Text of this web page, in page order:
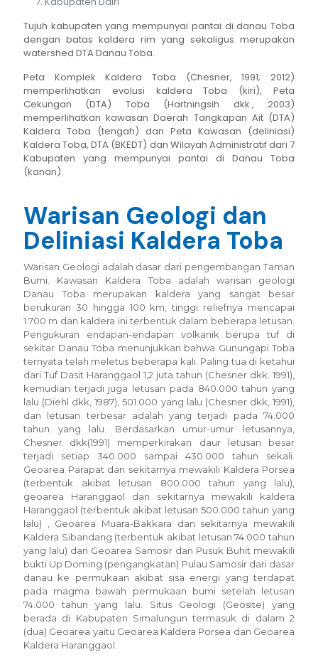
Tujuh kabupaten yang mempunyai pantai di danau Toba
dengan batas kaldera rim yang sekaligus merupakan
watershed DTA Danau Toba.
Peta Komplek Kaldera Toba (Chesner, 1991; 2012)
memperlihatkan evolusi kaldera Toba (kiri), Peta
Cekungan (DTA) Toba (Hartningsih dkk., 2003)
memperlihatkan kawasan Daerah Tangkapan Ait (DTA)
Kaldera Toba (tengah) dan Peta Kawasan (deliniasi)
Kaldera Toba, DTA (BKEDT) dan Wilayah Administratif dari 7
Kabupaten yang mempunyai pantai di Danau Toba
(kanan).
Warisan Geologi dan
Deliniasi Kaldera Toba
Warisan Geologi adalah dasar dari pengembangan Taman
Bumi. Kawasan Kaldera Toba adalah warisan geologi
Danau Toba merupakan kaldera yang sangat besar
berukuran 30 hingga 100 km, tinggi reliefnya mencapai
1.700 m dan kaldera ini terbentuk dalam beberapa letusan.
Pengukuran endapan-endapan volkanik berupa tuf di
sekitar Danau Toba menunjukkan bahwa Gunungapi Toba
ternyata telah meletus beberapa kali. Paling tua di ketahui
dari Tuf Dasit Haranggaol 1,2 juta tahun (Chesner dkk. 1991),
kemudian terjadi juga letusan pada 840.000 tahun yang
lalu (Diehl dkk, 1987), 501.000 yang lalu (Chesner dkk, 1991),
dan letusan terbesar adalah yang terjadi pada 74.000
tahun yang lalu. Berdasarkan umur-umur letusannya,
Chesner dkk(1991) memperkirakan daur letusan besar
terjadi setiap 340.000 sampai 430.000 tahun sekali.
Geoarea Parapat dan sekitarnya mewakili Kaldera Porsea
(terbentuk akibat letusan 800.000 tahun yang lalu),
geoarea Haranggaol dan sekitarnya mewakili kaldera
Haranggaol (terbentuk akibat letusan 500.000 tahun yang
lalu) , Geoarea Muara-Bakkara dan sekitarnya mewakili
Kaldera Sibandang (terbentuk akibat letusan 74.000 tahun
yang lalu) dan Geoarea Samosir dan Pusuk Buhit mewakili
bukti Up Doming (pengangkatan) Pulau Samosir dari dasar
danau ke permukaan akibat sisa energi yang terdapat
pada magma bawah permukaan bumi setelah letusan
74.000 tahun yang lalu. Situs Geologi (Geosite) yang
berada di Kabupaten Simalungun termasuk di dalam 2
(dua) Geoarea yaitu Geoarea Kaldera Porsea dan Geoarea
Kaldera Haranggaol.